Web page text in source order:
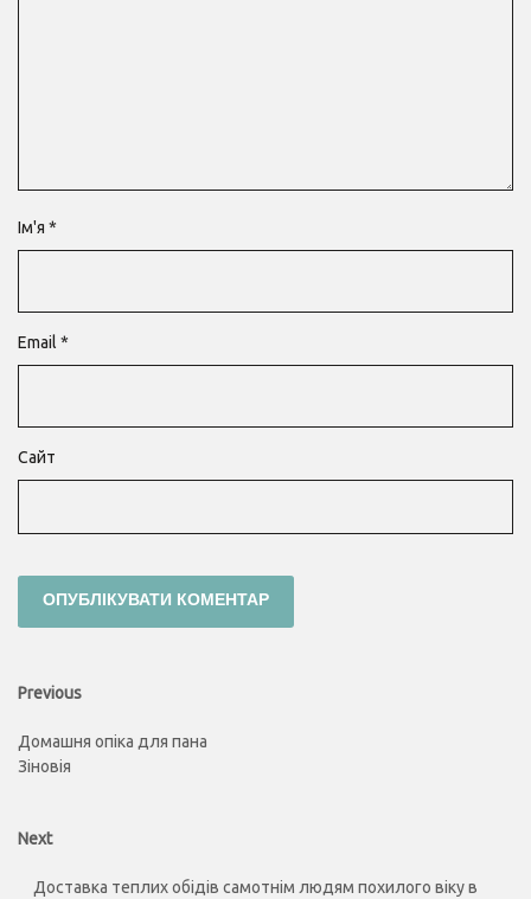
Ім'я *
Email *
Сайт
Навігація
записів
Previous
Previous
Домашня опіка для пана
Зіновія
Next
Next
Доставка теплих обідів самотнім людям похилого віку в